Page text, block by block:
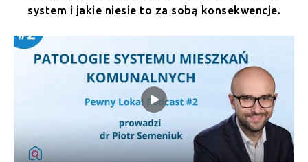
system i jakie niesie to za sobą konsekwencje.